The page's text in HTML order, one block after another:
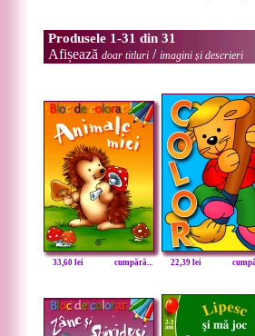
Produsele 1-31 din 31
Afișează doar titluri / imagini și descrieri
33,60 lei cumpără... 22,39 lei